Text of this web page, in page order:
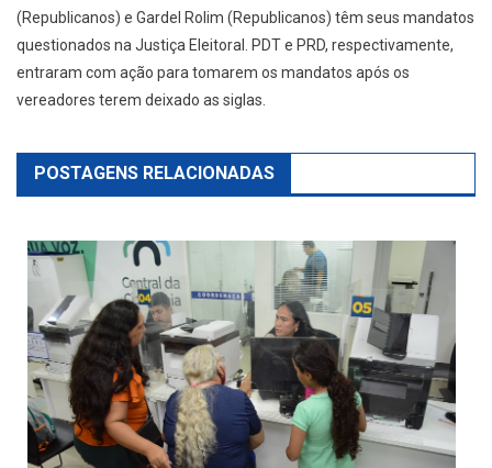
(Republicanos) e Gardel Rolim (Republicanos) têm seus mandatos
questionados na Justiça Eleitoral. PDT e PRD, respectivamente,
entraram com ação para tomarem os mandatos após os
vereadores terem deixado as siglas.
POSTAGENS RELACIONADAS